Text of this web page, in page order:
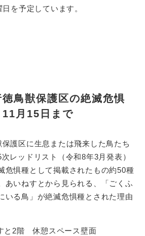
を予定しています。
鳥獣保護区の絶滅危惧
月15日まで
護区に生息または飛来した鳥たち
レッドリスト（令和8年3月発表）
危惧種として掲載されたもの約50種
あいねすとから見られる、「ごくふ
いる鳥」が絶滅危惧種とされた理由
と2階 休憩スペース壁面